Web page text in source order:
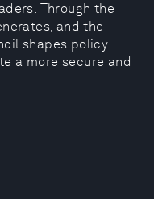
Through the
and the
shapes policy
a more secure and